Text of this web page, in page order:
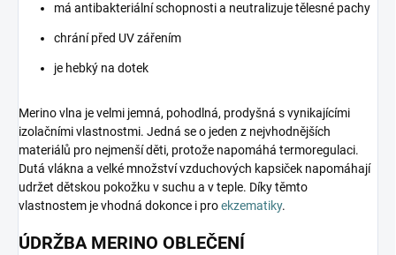
má antibakteriální schopnosti a neutralizuje tělesné pachy
chrání před UV zářením
je hebký na dotek
Merino vlna je velmi jemná, pohodlná, prodyšná s vynikajícími
izolačními vlastnostmi. Jedná se o jeden z nejvhodnějších
materiálů pro nejmenší děti, protože napomáhá termoregulaci.
Dutá vlákna a velké množství vzduchových kapsiček napomáhají
udržet dětskou pokožku v suchu a v teple. Díky těmto
vlastnostem je vhodná dokonce i proekzematiky.
ÚDRŽBA MERINO OBLEČENÍ